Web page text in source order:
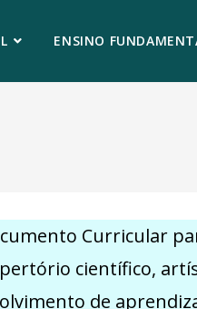
ENSINO
Curricular
científico,
de